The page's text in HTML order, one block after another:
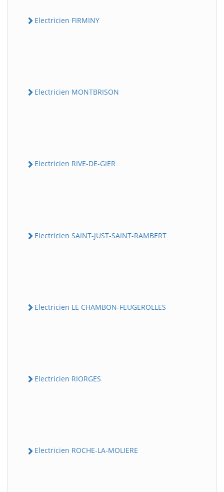
Electricien FIRMINY
Electricien MONTBRISON
Electricien RIVE-DE-GIER
Electricien SAINT-JUST-SAINT-RAMBERT
Electricien LE CHAMBON-FEUGEROLLES
Electricien RIORGES
Electricien ROCHE-LA-MOLIERE